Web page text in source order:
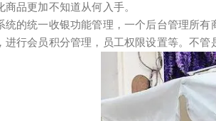
品更加不知道从何入手。
统的统一收银功能管理，一个后台管理所
进行会员积分管理，员工权限设置等。不